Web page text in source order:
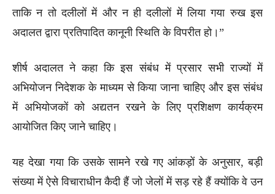
ताकि न तो दलीलों में और न ही दलीलों में लिया गया रुख इस
अदालत द्वारा प्रतिपादित कानूनी स्थिति के विपरीत हो।”
शीर्ष अदालत ने कहा कि इस संबंध में प्रसार सभी राज्यों में
अभियोजन निदेशक के माध्यम से किया जाना चाहिए और इस संबंध
में अभियोजकों को अद्यतन रखने के लिए प्रशिक्षण कार्यक्रम
आयोजित किए जाने चाहिए।
यह देखा गया कि उसके सामने रखे गए आंकड़ों के अनुसार, बड़ी
संख्या में ऐसे विचाराधीन कैदी हैं जो जेलों में सड़ रहे हैं क्योंकि वे उन